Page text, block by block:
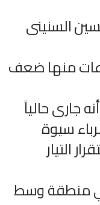
السنينى
منها ضعف
حالياً
سيوة
التيار
منطقة وسط